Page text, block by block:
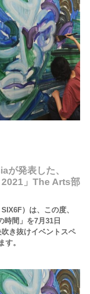
が発表した、
」The Arts部
）は、この度、
時間」を7月31日
吹き抜けイベントスペ
す。